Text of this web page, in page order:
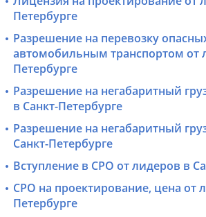
Петербурге
Разрешение на перевозку
автомобильным транспортом от
Петербурге
Разрешение на негабаритный
в Санкт-Петербурге
Разрешение на негабаритный
Санкт-Петербурге
Вступление в СРО от лидеров в
СРО на проектирование, цена от
Петербурге